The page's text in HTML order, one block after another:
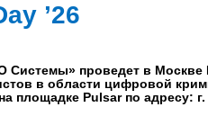
’26
проведет в Москве
в области цифровой
площадке Pulsar по адресу: